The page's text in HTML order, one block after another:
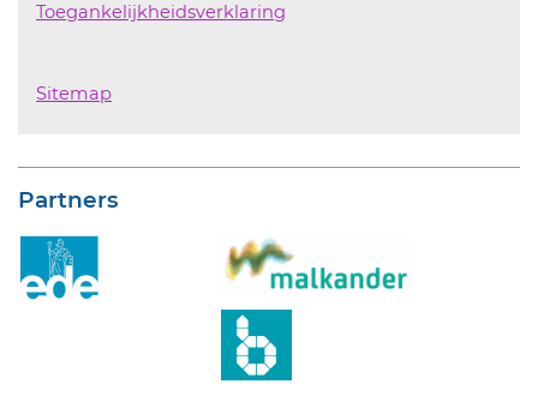
Toegankelijkheidsverklaring
Sitemap
Partners